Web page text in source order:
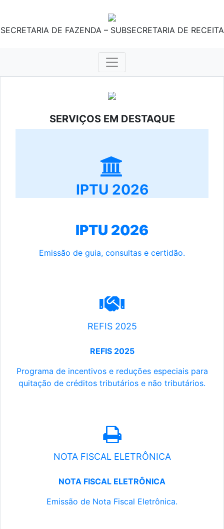
SECRETARIA DE FAZENDA – SUBSECRETARIA DE RECEITA
SERVIÇOS EM DESTAQUE
IPTU 2026
IPTU 2026
Emissão de guia, consultas e certidão.
REFIS 2025
REFIS 2025
Programa de incentivos e reduções especiais para
quitação de créditos tributários e não tributários.
NOTA FISCAL ELETRÔNICA
NOTA FISCAL ELETRÔNICA
Emissão de Nota Fiscal Eletrônica.